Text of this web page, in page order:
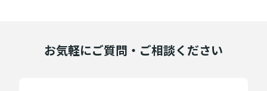
お気軽にご質問・ご相談ください